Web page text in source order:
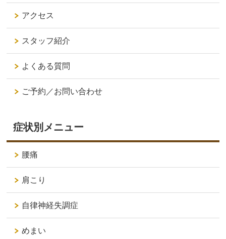
アクセス
スタッフ紹介
よくある質問
ご予約／お問い合わせ
症状別メニュー
腰痛
肩こり
自律神経失調症
めまい